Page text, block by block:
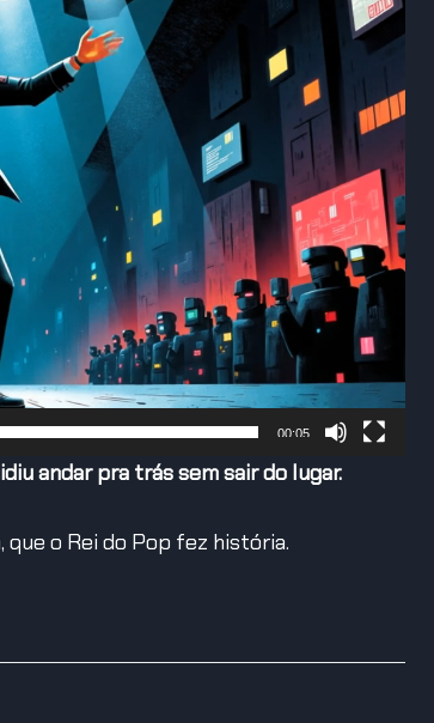
00:05
andar pra trás sem sair do lugar.
que o Rei do Pop fez história.